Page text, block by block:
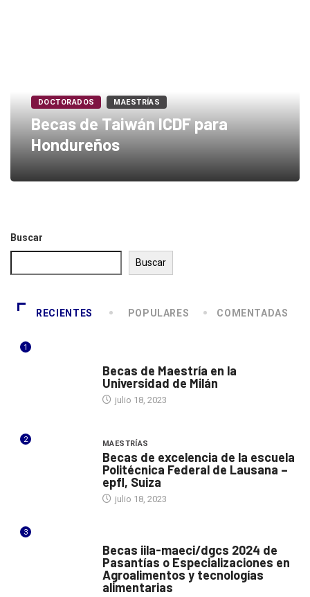
DOCTORADOS MAESTRÍAS
Becas de Taiwán ICDF para
Hondureños
Buscar
Buscar
RECIENTES POPULARES COMENTADAS
1
Becas de Maestría en la
Universidad de Milán
julio 18, 2023
2 MAESTRÍAS
Becas de excelencia de la escuela
Politécnica Federal de Lausana –
epfl, Suiza
julio 18, 2023
3
Becas iila-maeci/dgcs 2024 de
Pasantías o Especializaciones en
Agroalimentos y tecnologías
alimentarias